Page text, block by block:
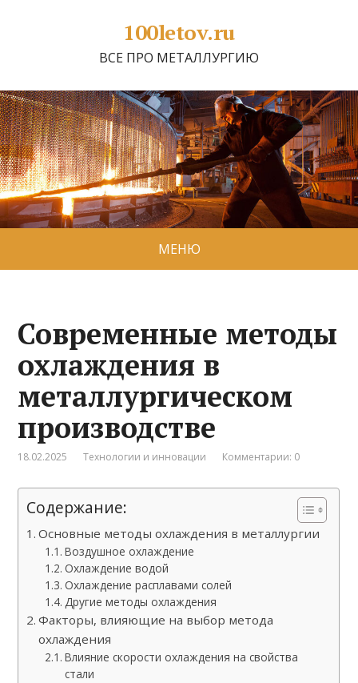
100letov.ru
ВСЕ ПРО МЕТАЛЛУРГИЮ
МЕНЮ
Современные методы
охлаждения в
металлургическом
производстве
18.02.2025 Технологии и инновации Комментарии: 0
Содержание:
Основные методы охлаждения в металлургии
Воздушное охлаждение
Охлаждение водой
Охлаждение расплавами солей
Другие методы охлаждения
Факторы, влияющие на выбор метода
охлаждения
Влияние скорости охлаждения на свойства
стали